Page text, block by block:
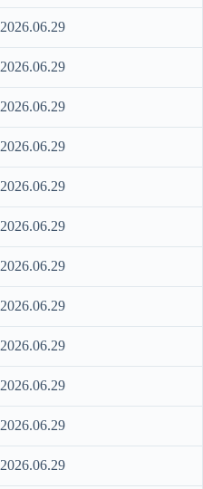
2026.06.29
2026.06.29
2026.06.29
2026.06.29
2026.06.29
2026.06.29
2026.06.29
2026.06.29
2026.06.29
2026.06.29
2026.06.29
2026.06.29